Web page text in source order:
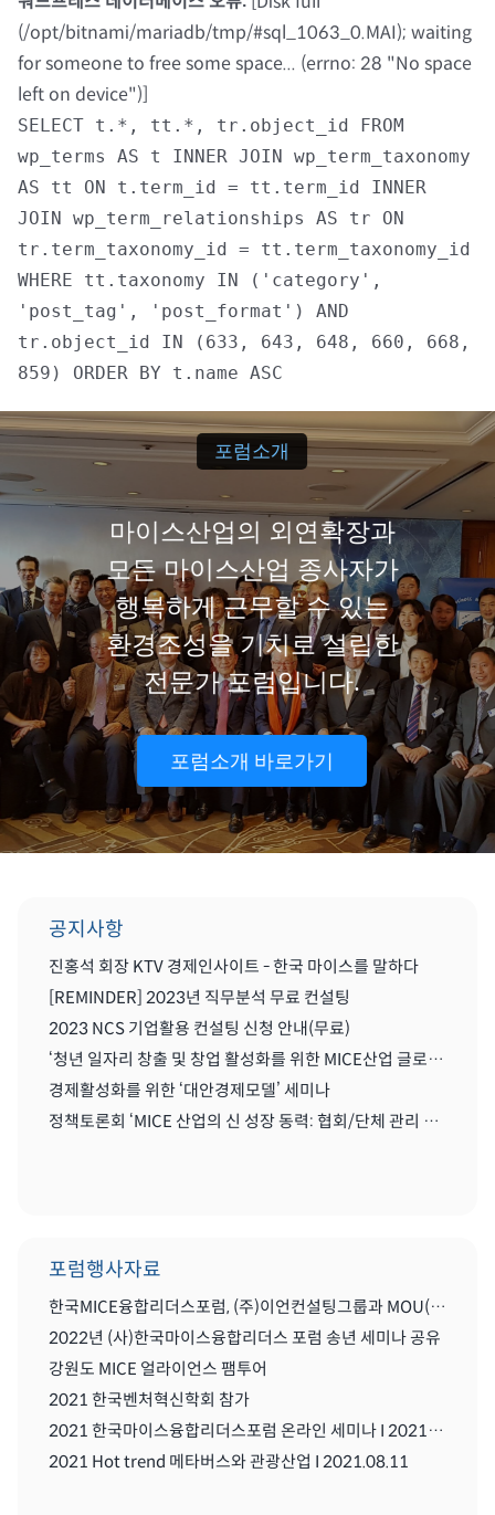
자료실
회원광장
마이페이지
회원 가입
(/opt/bitnami/mariadb/tmp/#sql_1063_0.MAI); waiting
for someone to free some space... (errno: 28 "No space
left on device")]
SELECT t.*, tt.*, tr.object_id FROM
wp_terms AS t INNER JOIN wp_term_taxonomy
AS tt ON t.term_id = tt.term_id INNER
JOIN wp_term_relationships AS tr ON
tr.term_taxonomy_id = tt.term_taxonomy_id
WHERE tt.taxonomy IN ('category',
'post_tag', 'post_format') AND
tr.object_id IN (633, 643, 648, 660, 668,
859) ORDER BY t.name ASC
포럼소개
마이스산업의 외연확장과
모든 마이스산업 종사자가
행복하게 근무할 수 있는
환경조성을 기치로 설립한
전문가 포럼입니다.
포럼소개 바로가기
공지사항
진홍석 회장 KTV 경제인사이트 - 한국 마이스를 말하다
[REMINDER] 2023년 직무분석 무료 컨설팅
2023 NCS 기업활용 컨설팅 신청 안내(무료)
‘청년 일자리 창출 및 창업 활성화를 위한 MICE산업 글로벌화를 위한 세미나'
경제활성화를 위한 ‘대안경제모델’ 세미나
정책토론회 ‘MICE 산업의 신 성장 동력: 협회/단체 관리 및 복합리조트 산업’
포럼행사자료
한국MICE융합리더스포럼, (주)이언컨설팅그룹과 MOU(업무협약) 체결식
2022년 (사)한국마이스융합리더스 포럼 송년 세미나 공유
강원도 MICE 얼라이언스 팸투어
2021 한국벤처혁신학회 참가
2021 한국마이스융합리더스포럼 온라인 세미나 I 2021.08..11
2021 Hot trend 메타버스와 관광산업 I 2021.08.11